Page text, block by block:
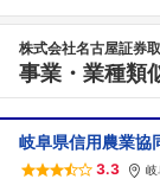
こ
株式会社名古屋証券
事業・業種類
岐阜県信用農業協
3.3 岐